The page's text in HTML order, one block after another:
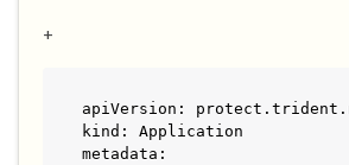
+
apiVersion:
kind: Application
metadata: